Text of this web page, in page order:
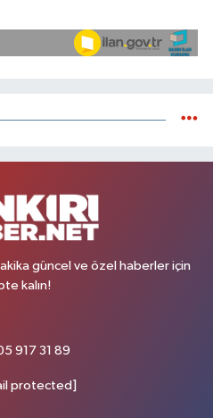
güncel ve özel haberler için
kalın!
917 31 89
protected]